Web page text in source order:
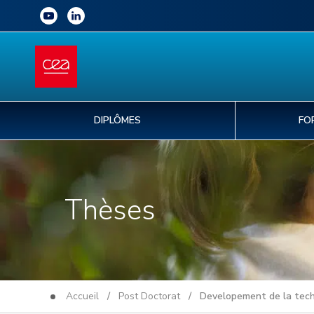
DIPLÔMES
Thèses
Accueil / Post Doctorat/ Developement de la